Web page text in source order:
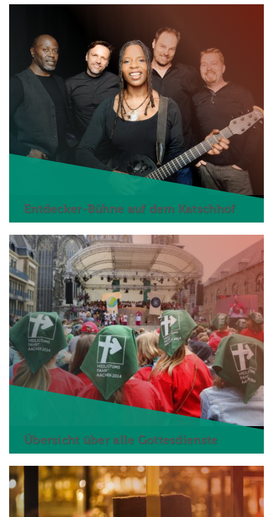
Entdecker-Bühne auf dem Katschhof
Übersicht über alle Gottesdienste